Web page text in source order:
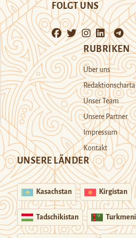
FOLGT UNS
RUBRIKEN
Über uns
Redaktionscharta
Unser Team
Unsere Partner
Impressum
Kontakt
UNSERE LÄNDER
Kasachstan Kirgistan
Tadschikistan